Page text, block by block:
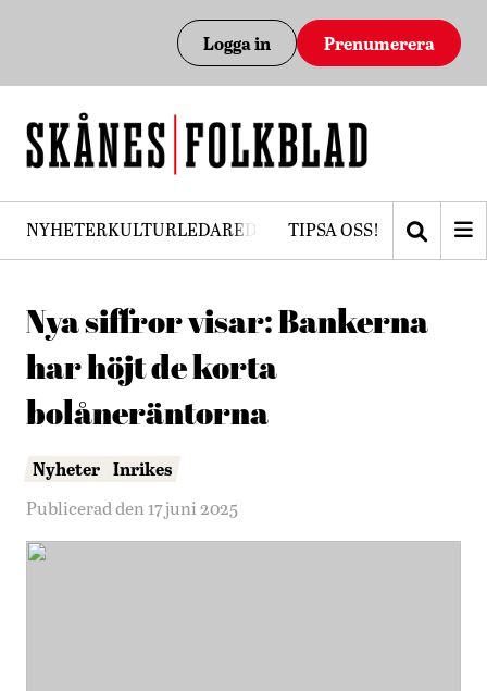
Logga in Prenumerera
NYHETERKULTURLEDAREDEBATTPRENUMERERA
TIPSA OSS!
Nya siffror visar: Bankerna
har höjt de korta
bolåneräntorna
Nyheter Inrikes
Publicerad den 17 juni 2025